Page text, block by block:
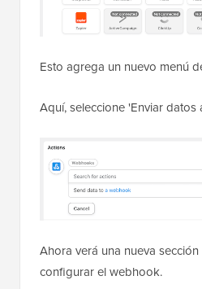
Esto agrega un nuevo menú
Aquí, seleccione 'Enviar
Ahora verá una nueva
configurar el webhook.